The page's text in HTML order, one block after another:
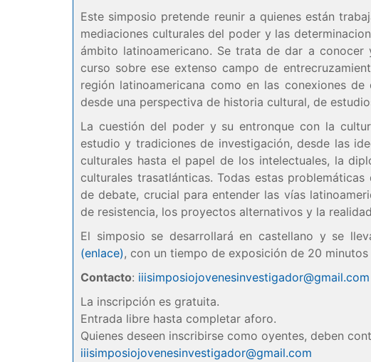
Este simposio pretende reunir a quienes están
mediaciones culturales del poder y las
ámbito latinoamericano. Se trata de dar a conocer
curso sobre ese extenso campo de
región latinoamericana como en las conexiones
desde una perspectiva de historia cultural, de
La cuestión del poder y su entronque con la
estudio y tradiciones de investigación, desde las
culturales hasta el papel de los intelectuales, la
culturales trasatlánticas. Todas estas
de debate, crucial para entender las vías
de resistencia, los proyectos alternativos y la
El simposio se desarrollará en castellano y se
(enlace), con un tiempo de exposición de 20
Contacto: iiisimposiojovenesinvestigador@gmail.com
La inscripción es gratuita.
Entrada libre hasta completar aforo.
Quienes deseen inscribirse como oyentes, deben
iiisimposiojovenesinvestigador@gmail.com